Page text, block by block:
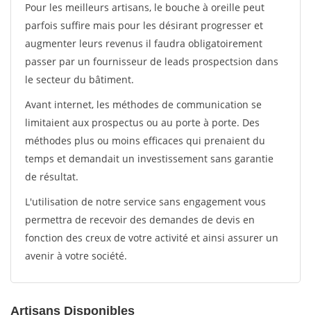
Pour les meilleurs artisans, le bouche à oreille peut
parfois suffire mais pour les désirant progresser et
augmenter leurs revenus il faudra obligatoirement
passer par un fournisseur de leads prospectsion dans
le secteur du bâtiment.
Avant internet, les méthodes de communication se
limitaient aux prospectus ou au porte à porte. Des
méthodes plus ou moins efficaces qui prenaient du
temps et demandait un investissement sans garantie
de résultat.
L'utilisation de notre service sans engagement vous
permettra de recevoir des demandes de devis en
fonction des creux de votre activité et ainsi assurer un
avenir à votre société.
Artisans Disponibles